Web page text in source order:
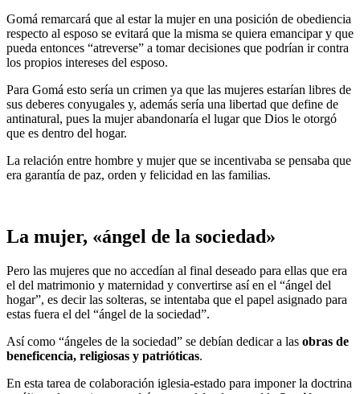
Gomá remarcará que al estar la mujer en una posición de obediencia
respecto al esposo se evitará que la misma se quiera emancipar y que
pueda entonces “atreverse” a tomar decisiones que podrían ir contra
los propios intereses del esposo.
Para Gomá esto sería un crimen ya que las mujeres estarían libres de
sus deberes conyugales y, además sería una libertad que define de
antinatural, pues la mujer abandonaría el lugar que Dios le otorgó
que es dentro del hogar.
La relación entre hombre y mujer que se incentivaba se pensaba que
era garantía de paz, orden y felicidad en las familias.
La mujer, «ángel de la sociedad»
Pero las mujeres que no accedían al final deseado para ellas que era
el del matrimonio y maternidad y convertirse así en el “ángel del
hogar”, es decir las solteras, se intentaba que el papel asignado para
estas fuera el del “ángel de la sociedad”.
Así como “ángeles de la sociedad” se debían dedicar a las obras de
beneficencia, religiosas y patrióticas.
En esta tarea de colaboración iglesia-estado para imponer la doctrina